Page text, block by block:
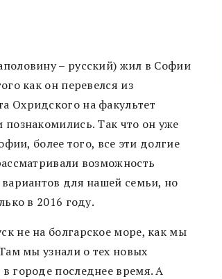
– русский) жил в Софии
как он перевелся из
Охридского на факультет
Так что он уже
более того, все эти долгие
возможность
для нашей семьи, но
в 2016 году.
не на болгарское море, как мы
мы узнали о тех новых
городе последнее время. А